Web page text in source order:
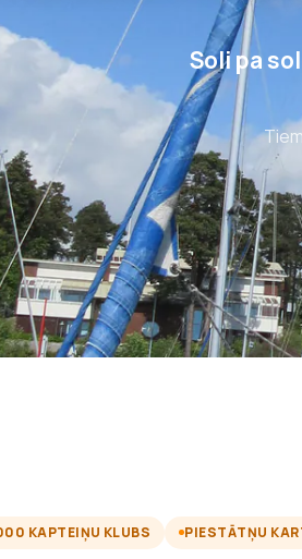
Soli pa
KAPTEIŅU KLUBS PIESTĀTŅU